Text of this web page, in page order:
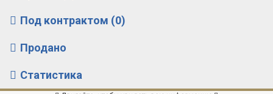
Под контрактом (0)
Продано
Статистика